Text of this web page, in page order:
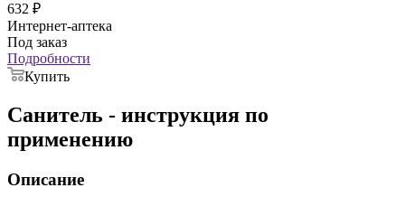
632 ₽
Интернет-аптека
Под заказ
Подробности
Купить
Санитель - инструкция по
применению
Описание